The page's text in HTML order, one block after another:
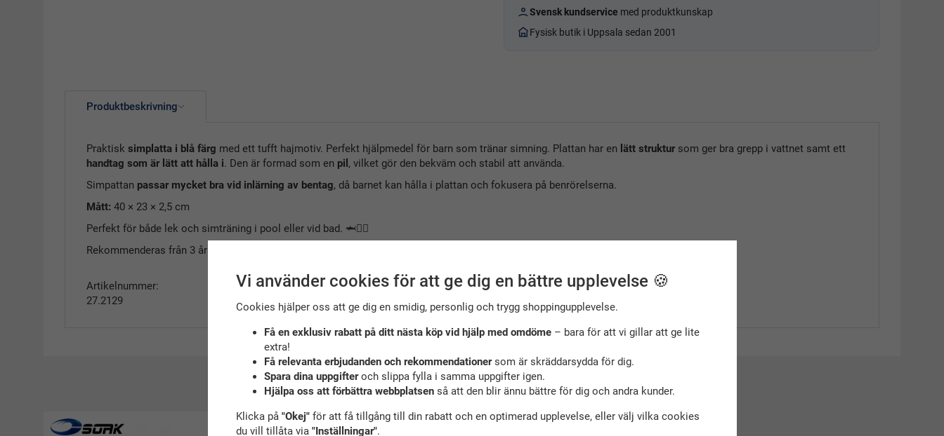
Svensk kundservice med produktkunskap
Fysisk butik i Uppsala sedan 2001
Produktbeskrivning
Praktisk simplatta i blå färg med ett tufft hajmotiv. Perfekt hjälpmedel för barn som tränar simning. Plattan har en lätt struktur som ger bra grepp i vattnet samt ett
handtag som är lätt att hålla i. Den är formad som en pil , vilket gör den bekväm och stabil att använda.
Simpattan passar mycket bra vid inlärning av bentag, då barnet kan hålla i plattan och fokusera på benrörelserna.
Mått: 40 × 23 × 2,5 cm
Perfekt för både lek och simträning i pool eller vid bad. 🦈🏊‍♂️
Rekommenderas från 3 år
Artikelnummer:
27.2129
Rekommenderade tillbehör till denna produkt
Vi använder cookies för att ge dig en bättre upplevelse 🍪
Cookies hjälper oss att ge dig en smidig, personlig och trygg shoppingupplevelse.
Få en exklusiv rabatt på ditt nästa köp vid hjälp med omdöme– bara för att vi gillar att ge lite
extra!
Få relevanta erbjudanden och rekommendationersom är skräddarsydda för dig.
Spara dina uppgifteroch slippa fylla i samma uppgifter igen.
Hjälpa oss att förbättra webbplatsenså att den blir ännu bättre för dig och andra kunder.
Klicka på "Okej"för att få tillgång till din rabatt och en optimerad upplevelse, eller välj vilka cookies
du vill tillåta via "Inställningar".